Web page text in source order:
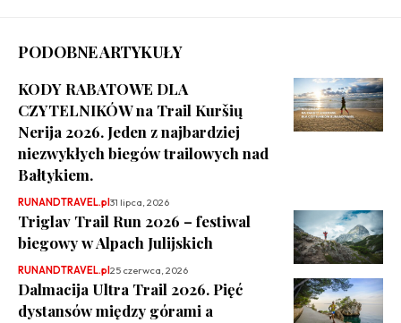
PODOBNE ARTYKUŁY
KODY RABATOWE DLA
CZYTELNIKÓW na Trail Kuršių
Nerija 2026. Jeden z najbardziej
niezwykłych biegów trailowych nad
Bałtykiem.
RUNANDTRAVEL.pl 31 lipca, 2026
Triglav Trail Run 2026 – festiwal
biegowy w Alpach Julijskich
RUNANDTRAVEL.pl 25 czerwca, 2026
Dalmacija Ultra Trail 2026. Pięć
dystansów między górami a